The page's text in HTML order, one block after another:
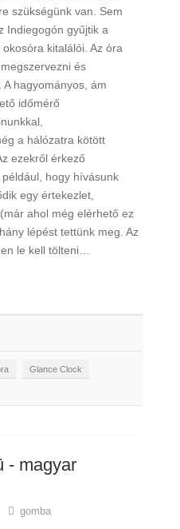
szükségünk van. Sem
Indiegogón gyűjtik a
kitalálói. Az óra
és
hagyományos, ám
időmérő
a hálózatra kötött
ezekről érkező
hogy hívásunk
egy értekezlet,
ahol még elérhető ez
lépést tettünk meg. Az
le kell tölteni…
Glance Clock
- magyar
gomba